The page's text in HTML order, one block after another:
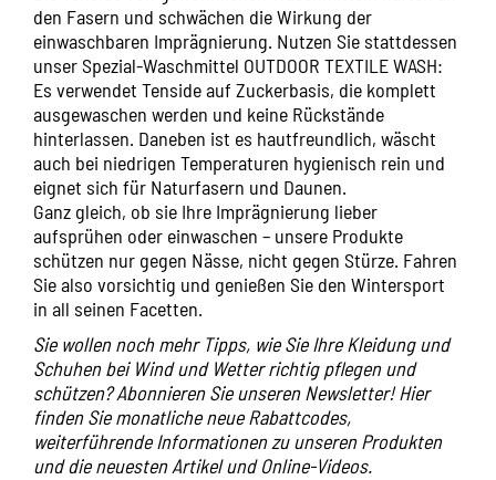
den Fasern und schwächen die Wirkung der
einwaschbaren Imprägnierung. Nutzen Sie stattdessen
unser Spezial-Waschmittel OUTDOOR TEXTILE WASH:
Es verwendet Tenside auf Zuckerbasis, die komplett
ausgewaschen werden und keine Rückstände
hinterlassen. Daneben ist es hautfreundlich, wäscht
auch bei niedrigen Temperaturen hygienisch rein und
eignet sich für Naturfasern und Daunen.
Ganz gleich, ob sie Ihre Imprägnierung lieber
aufsprühen oder einwaschen – unsere Produkte
schützen nur gegen Nässe, nicht gegen Stürze. Fahren
Sie also vorsichtig und genießen Sie den Wintersport
in all seinen Facetten.
Sie wollen noch mehr Tipps, wie Sie Ihre Kleidung und
Schuhen bei Wind und Wetter richtig pflegen und
schützen? Abonnieren Sie unseren Newsletter! Hier
finden Sie monatliche neue Rabattcodes,
weiterführende Informationen zu unseren Produkten
und dieneuesten ArtikelundOnline-Videos.